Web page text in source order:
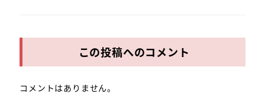
この投稿へのコメント
コメントはありません。